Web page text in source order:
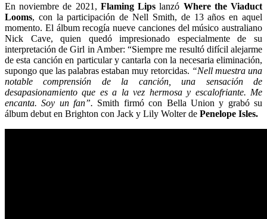
En noviembre de 2021, Flaming Lips lanzó Where the Viaduct
Looms, con la participación de Nell Smith, de 13 años en aquel
momento. El álbum recogía nueve canciones del músico australiano
Nick Cave, quien quedó impresionado especialmente de su
interpretación de Girl in Amber:“Siempre me resultó difícil alejarme
de esta canción en particular y cantarla con la necesaria eliminación,
supongo que las palabras estaban muy retorcidas. “Nell muestra una
notable comprensión de la canción, una sensación de
desapasionamiento que es a la vez hermosa y escalofriante. Me
encanta. Soy un fan”. Smith firmó con Bella Union y grabó su
álbum debut en Brighton con Jack y Lily Wolter de Penelope Isles.